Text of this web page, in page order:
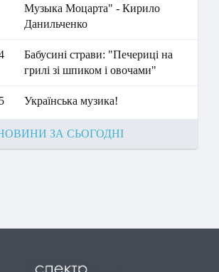
Музыка Моцарта" - Кирило
Данильченко
Бабусині страви: "Печериці на
грилі зі шпиком і овочами"
Українська музика!
ЗА СЬОГОДНІ